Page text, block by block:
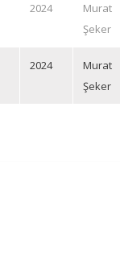
2024
Murat
Şeker
2024
Murat
Şeker